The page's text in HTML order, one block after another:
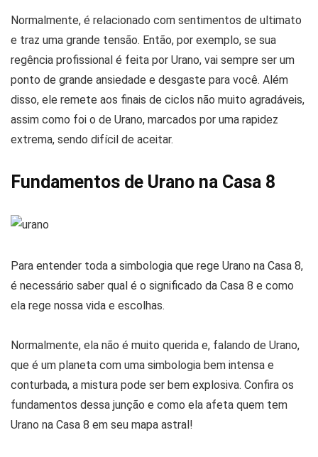
Normalmente, é relacionado com sentimentos de ultimato
e traz uma grande tensão. Então, por exemplo, se sua
regência profissional é feita por Urano, vai sempre ser um
ponto de grande ansiedade e desgaste para você. Além
disso, ele remete aos finais de ciclos não muito agradáveis,
assim como foi o de Urano, marcados por uma rapidez
extrema, sendo difícil de aceitar.
Fundamentos de Urano na Casa 8
Para entender toda a simbologia que rege Urano na Casa 8,
é necessário saber qual é o significado da Casa 8 e como
ela rege nossa vida e escolhas.
Normalmente, ela não é muito querida e, falando de Urano,
que é um planeta com uma simbologia bem intensa e
conturbada, a mistura pode ser bem explosiva. Confira os
fundamentos dessa junção e como ela afeta quem tem
Urano na Casa 8 em seu mapa astral!